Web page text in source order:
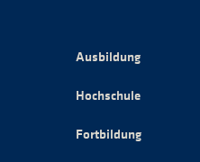
Ausbildung
Hochschule
Fortbildung